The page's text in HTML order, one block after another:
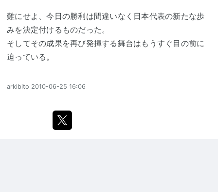
難にせよ、今日の勝利は間違いなく日本代表の新たな歩
みを決定付けるものだった。
そしてその成果を再び発揮する舞台はもうすぐ目の前に
迫っている。
arkibito 2010-06-25 16:06